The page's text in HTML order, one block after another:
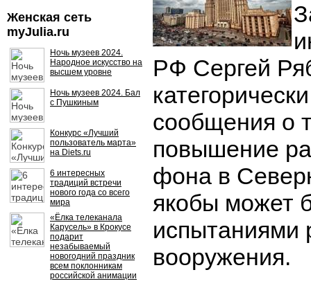
Женская сеть
myJulia.ru
Ночь музеев 2024.
Народное искусство на
высшем уровне
Ночь музеев 2024. Бал
с Пушкиным
Конкурс «Лучший
пользователь марта»
на Diets.ru
6 интересных
традиций встречи
нового года со всего
мира
«Ёлка телеканала
Карусель» в Крокусе
подарит
незабываемый
новогодний праздник
всем поклонникам
российской анимации
РФ Сергей
сообщения о
повышение
фона в
якобы может
испытаниями
вооружения.